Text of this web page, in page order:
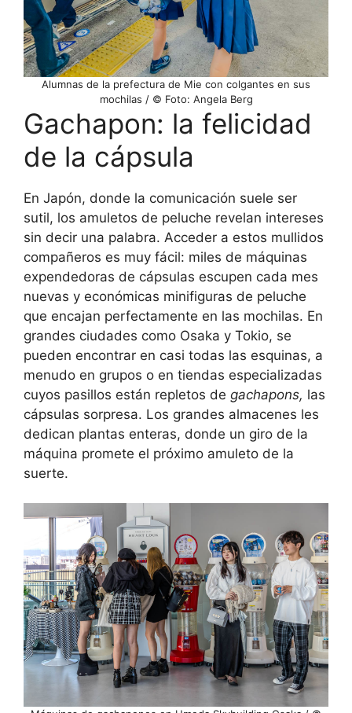
Alumnas de la prefectura de Mie con colgantes en sus
mochilas / © Foto: Angela Berg
Gachapon: la felicidad
de la cápsula
En Japón, donde la comunicación suele ser
sutil, los amuletos de peluche revelan intereses
sin decir una palabra. Acceder a estos mullidos
compañeros es muy fácil: miles de máquinas
expendedoras de cápsulas escupen cada mes
nuevas y económicas minifiguras de peluche
que encajan perfectamente en las mochilas. En
grandes ciudades como Osaka y Tokio, se
pueden encontrar en casi todas las esquinas, a
menudo en grupos o en tiendas especializadas
cuyos pasillos están repletos de gachapons, las
cápsulas sorpresa. Los grandes almacenes les
dedican plantas enteras, donde un giro de la
máquina promete el próximo amuleto de la
suerte.